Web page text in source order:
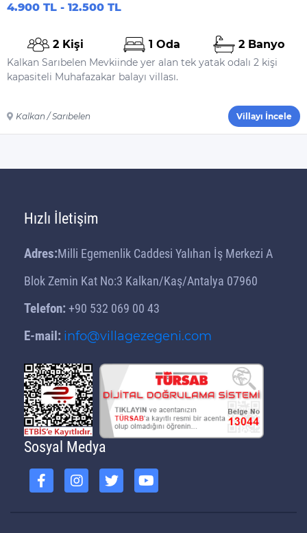
4.900 TL - 12.500 TL
2 Kişi 1 Oda 2 Banyo
Kalkan Sarıbelen Mevkiinde yer alan tek yatak odalı 2 kişi
kapasiteli Muhafazakar balayı villası.
Kalkan / Sarıbelen Villayı İncele
Hızlı İletişim
Adres:Milli Egemenlik Caddesi Yalıhan İş Merkezi A
Blok Zemin Kat No:3 Kalkan/Kaş/Antalya 07960
Telefon: +90 532 069 00 43
E-mail: info@villagezegeni.com
Sosyal Medya